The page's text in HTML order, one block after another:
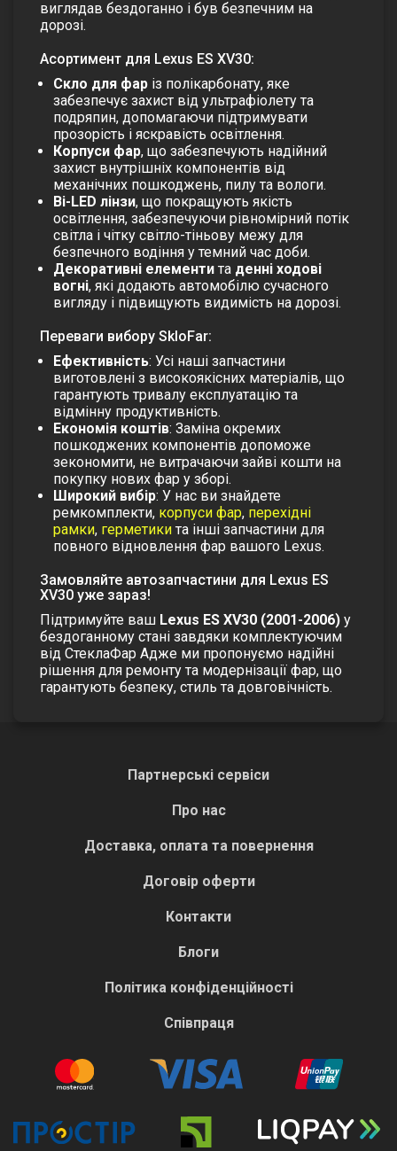
виглядав бездоганно і був безпечним на
дорозі.
Асортимент для Lexus ES XV30:
Скло для фар із полікарбонату, яке
забезпечує захист від ультрафіолету та
подряпин, допомагаючи підтримувати
прозорість і яскравість освітлення.
Корпуси фар, що забезпечують надійний
захист внутрішніх компонентів від
механічних пошкоджень, пилу та вологи.
Bi-LED лінзи, що покращують якість
освітлення, забезпечуючи рівномірний потік
світла і чітку світло-тіньову межу для
безпечного водіння у темний час доби.
Декоративні елементи та денні ходові
вогні, які додають автомобілю сучасного
вигляду і підвищують видимість на дорозі.
Переваги вибору SkloFar:
Ефективність: Усі наші запчастини
виготовлені з високоякісних матеріалів, що
гарантують тривалу експлуатацію та
відмінну продуктивність.
Економія коштів: Заміна окремих
пошкоджених компонентів допоможе
зекономити, не витрачаючи зайві кошти на
покупку нових фар у зборі.
Широкий вибір: У нас ви знайдете
ремкомплекти, корпуси фар, перехідні
рамки, герметики та інші запчастини для
повного відновлення фар вашого Lexus.
Замовляйте автозапчастини для Lexus ES
XV30 уже зараз!
Підтримуйте ваш Lexus ES XV30 (2001-2006) у
бездоганному стані завдяки комплектуючим
від СтеклаФар Адже ми пропонуємо надійні
рішення для ремонту та модернізації фар, що
гарантують безпеку, стиль та довговічність.
Партнерські сервіси
Про нас
Доставка, оплата та повернення
Договір оферти
Контакти
Блоги
Політика конфіденційності
Співпраця